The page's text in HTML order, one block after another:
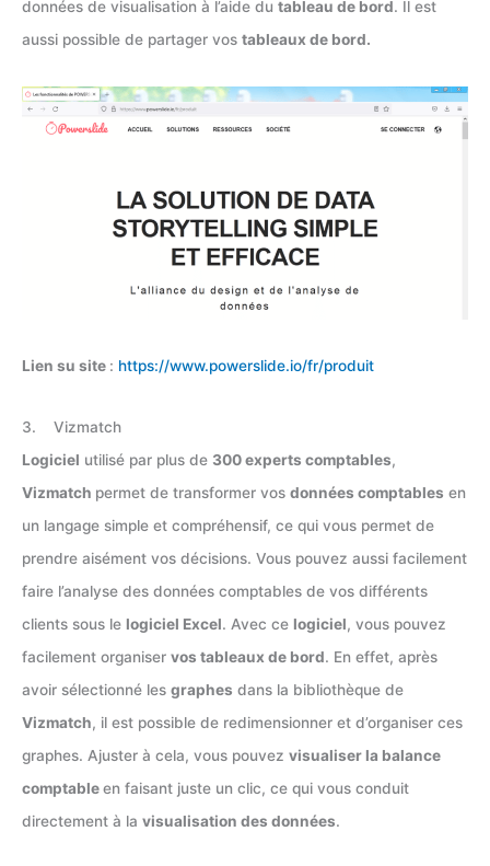
données de visualisation à l’aide du tableau de bord. Il est
aussi possible de partager vos tableaux de bord.
Lien su site : https://www.powerslide.io/fr/produit
3. Vizmatch
Logiciel utilisé par plus de 300 experts comptables,
Vizmatch permet de transformer vos données comptables en
un langage simple et compréhensif, ce qui vous permet de
prendre aisément vos décisions. Vous pouvez aussi facilement
faire l’analyse des données comptables de vos différents
clients sous le logiciel Excel. Avec ce logiciel, vous pouvez
facilement organiser vos tableaux de bord. En effet, après
avoir sélectionné les graphes dans la bibliothèque de
Vizmatch, il est possible de redimensionner et d’organiser ces
graphes. Ajuster à cela, vous pouvez visualiser la balance
comptableen faisant juste un clic, ce qui vous conduit
directement à la visualisation des données.